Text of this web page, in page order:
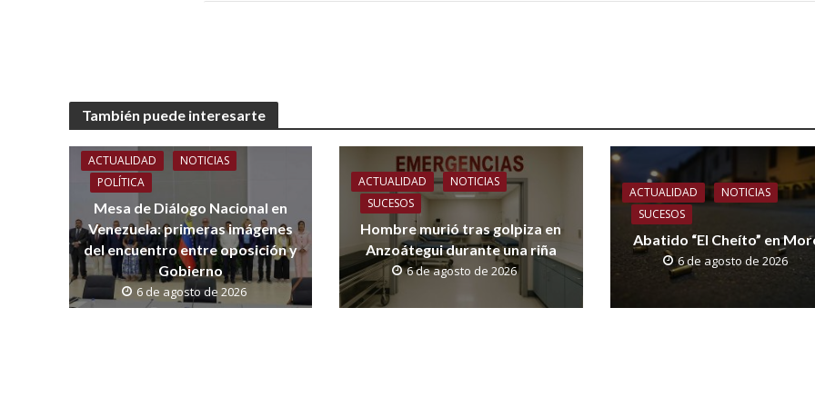
También puede interesarte
ACTUALIDAD
NOTICIAS
POLÍTICA
Mesa de Diálogo Nacional en
Venezuela: primeras imágenes
del encuentro entre oposición y
Gobierno
6 de agosto de 2026
ACTUALIDAD
NOTICIAS
SUCESOS
Hombre murió tras golpiza en
Anzoátegui durante una riña
6 de agosto de 2026
ACTUALIDAD
NOTICIAS
SUCESOS
Abatido “El Cheíto” en
6 de agosto de 2026